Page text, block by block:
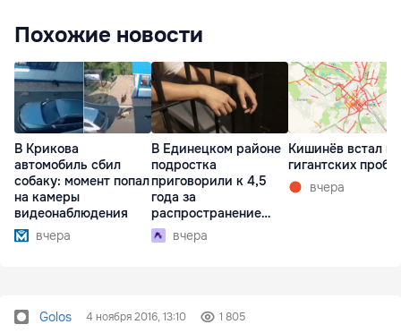
Похожие новости
В Крикова
автомобиль сбил
собаку: момент попал
на камеры
видеонаблюдения
вчера
В Единецком районе
подростка
приговорили к 4,5
года за
распространение
наркотиков
вчера
Кишинёв встал в
гигантских
вчера
Golos 4 ноября 2016, 13:10 1 805